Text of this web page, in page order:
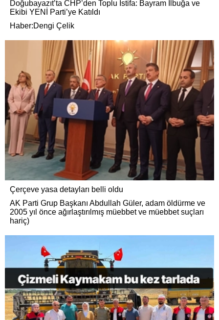
Doğubayazıt’ta CHP’den Toplu İstifa: Bayram İlbuğa ve
Ekibi YENİ Parti’ye Katıldı
Haber:Dengi Çelik
Çerçeve yasa detayları belli oldu
AK Parti Grup Başkanı Abdullah Güler, adam öldürme ve
2005 yıl önce ağırlaştırılmış müebbet ve müebbet suçları
hariç)